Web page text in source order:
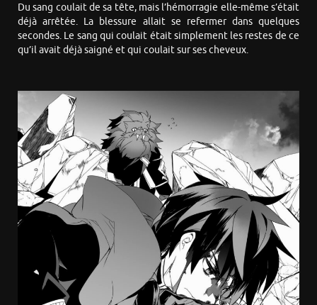
Du sang coulait de sa tête, mais l’hémorragie elle-même s’était
déjà arrêtée. La blessure allait se refermer dans quelques
secondes. Le sang qui coulait était simplement les restes de ce
qu’il avait déjà saigné et qui coulait sur ses cheveux.